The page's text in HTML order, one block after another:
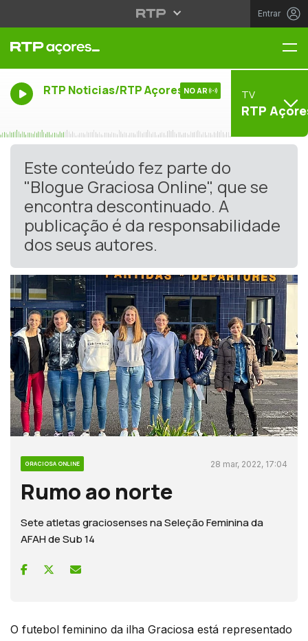
Entrar
RTP Noticias/RTP Açores NO AR TV
RTP
Este conteúdo fez parte do
"Blogue Graciosa Online", que se
encontra descontinuado. A
publicação é da responsabilidade
dos seus autores.
GRACIOSA ONLINE 28 mar, 2022, 17:04
Rumo ao norte
Sete atletas graciosenses na Seleção Feminina da
AFAH de Sub 14
O futebol feminino da ilha Graciosa está representado